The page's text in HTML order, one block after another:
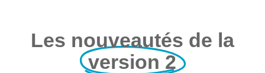
Les nouveautés de la
version 2